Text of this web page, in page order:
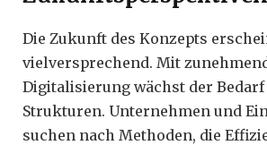
Die Zukunft des Konzepts
vielversprechend. Mit
Digitalisierung wächst der
Strukturen. Unternehmen und
suchen nach Methoden, die